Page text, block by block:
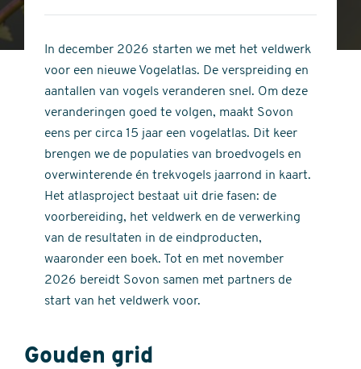
stars
of
stars
In december 2026 starten we met het veldwerk
voor een nieuwe Vogelatlas. De verspreiding en
aantallen van vogels veranderen snel. Om deze
veranderingen goed te volgen, maakt Sovon
eens per circa 15 jaar een vogelatlas. Dit keer
brengen we de populaties van broedvogels en
overwinterende én trekvogels jaarrond in kaart.
Het atlasproject bestaat uit drie fasen: de
voorbereiding, het veldwerk en de verwerking
van de resultaten in de eindproducten,
waaronder een boek. Tot en met november
2026 bereidt Sovon samen met partners de
start van het veldwerk voor.
Gouden grid